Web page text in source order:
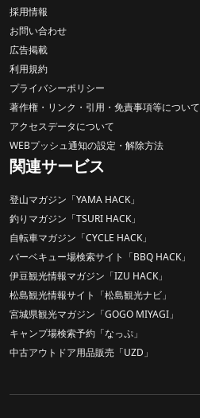
採用情報
お問い合わせ
広告掲載
利用規約
プライバシーポリシー
著作権・リンク・引用・免責事項等について
アクセスデータについて
WEBプッシュ通知の設定・解除方法
関連サービス
登山マガジン「YAMA HACK」
釣りマガジン「TSURI HACK」
自転車マガジン「CYCLE HACK」
バーベキュー場検索サイト「BBQ HACK」
伊豆観光情報マガジン「IZU HACK」
松島観光情報サイト「松島観光ナビ」
宮城県観光マガジン「GOGO MIYAGI」
キャンプ場検索予約「なっぷ」
中古アウトドア用品販売「UZD」